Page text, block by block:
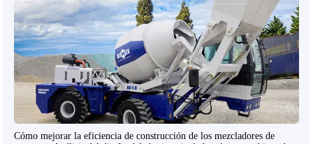
Cómo mejorar la eficiencia de construcción de los mezcladores de